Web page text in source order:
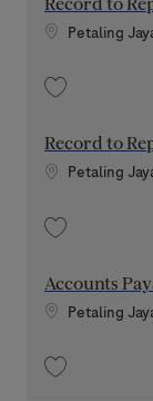
Standort
Petaling
Record to
Standort
Petaling
Accounts
Standort
Petaling